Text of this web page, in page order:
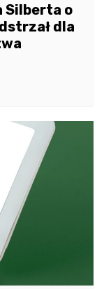
Silberta o
dla